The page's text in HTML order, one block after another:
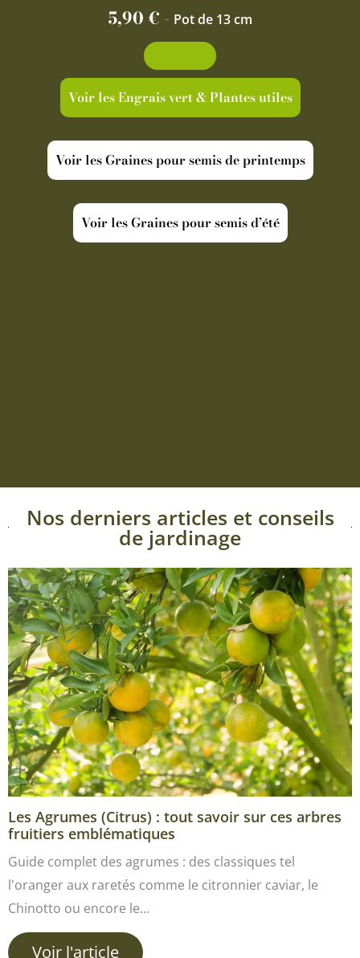
5,90€ - Pot de 13 cm
Voir les Engrais vert & Plantes utiles
Voir les Graines pour semis de printemps
Voir les Graines pour semis d’été
Nos derniers articles et conseils
de jardinage
Les Agrumes (Citrus) : tout savoir sur ces arbres
fruitiers emblématiques
Guide complet des agrumes : des classiques tel
l'oranger aux raretés comme le citronnier caviar, le
Chinotto ou encore le…
Voir l'article